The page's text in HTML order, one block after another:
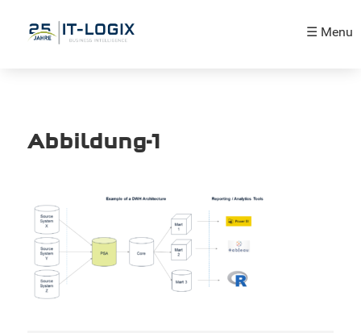
☰ Menu
Abbildung-1